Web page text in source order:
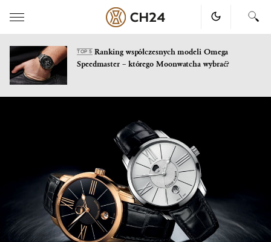
TOP 5Ranking współczesnych modeli Omega
Speedmaster – którego Moonwatcha wybrać?